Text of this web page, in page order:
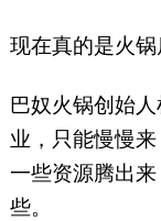
现在真的是火
巴奴火锅创始
业，只能慢慢
一些资源腾出
些。